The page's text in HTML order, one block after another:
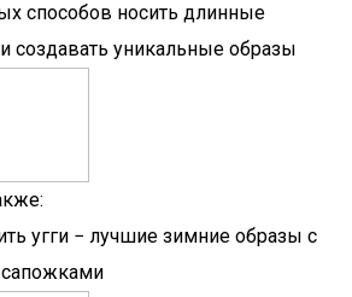
способов носить длинные
создавать уникальные образы
угги − лучшие зимние образы с